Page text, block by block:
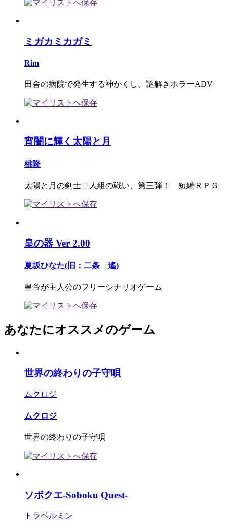
ミガカミカガミ
Rim
田舎の病院で発生する神かくし。謎解きホラーADV
宵闇に輝く太陽と月
桃隆
太陽と月の剣士二人組の戦い、第三弾！ 短編ＲＰＧ
皇の器 Ver 2.00
夏坂ひなた(旧：二条 遙)
皇帝が主人公のフリーシナリオゲーム
あなたにオススメのゲーム
世界の終わりの子守唄
ムクロジ
ムクロジ
世界の終わりの子守唄
ソボクエ-Soboku Quest-
トラベルミン